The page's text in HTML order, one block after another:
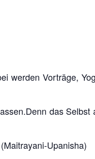
werden Vorträge,
das Selbst
Upanisha)